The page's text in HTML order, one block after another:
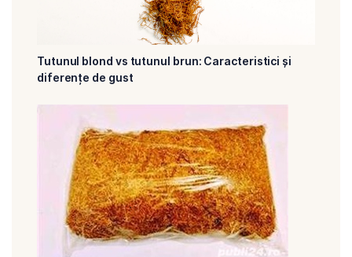
Tutunul blond vs tutunul brun: Caracteristici și
diferențe de gust